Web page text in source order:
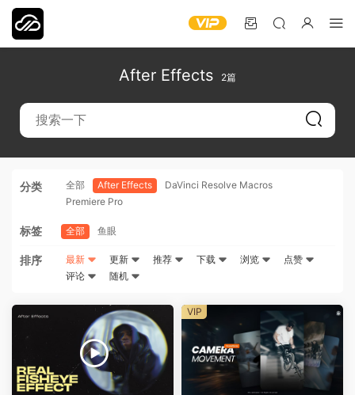
After Effects 2篇
分类 全部 After Effects
DaVinci Resolve Macros
Premiere Pro
标签 全部 鱼眼
排序 最新 更新 推荐 下载 浏览
点赞
评论
随机
VIP